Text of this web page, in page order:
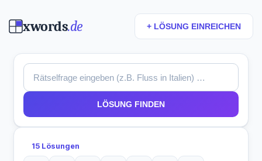
xwords.de + LÖSUNG EINREICHEN
LÖSUNG FINDEN
15 Lösungen